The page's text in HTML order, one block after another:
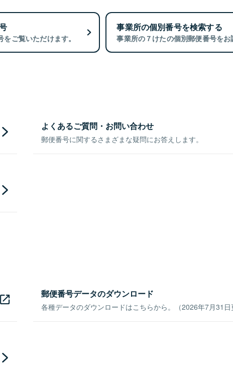
ご覧いただけます。
事業所の個別番号を検索する
事業所の７けたの個別郵便番号をお
よくあるご質問・お問い合わせ
郵便番号に関するさまざまな疑問にお答えします。
郵便番号データのダウンロード
各種データのダウンロードはこちらから。（2026年7月31日